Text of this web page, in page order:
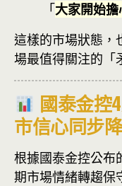
「大家開始擔
這樣的市場狀態，
場最值得關注的「
國泰金控
市信心同步
根據國泰金控公布
期市場情緒轉趨保